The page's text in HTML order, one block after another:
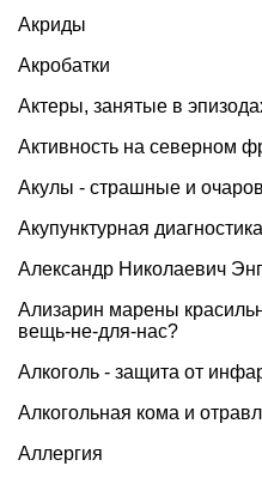
Акриды
Акробатки
Актеры, занятые в
Активность на северном
Акулы - страшные и
Акупунктурная диагностика
Александр Николаевич
Ализарин марены
вещь-не-для-нас?
Алкоголь - защита от
Алкогольная кома и
Аллергия